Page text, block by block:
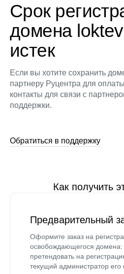
Срок
домена
истек
Если вы хотите сохранить
партнеру Руцентра для
контакты для связи с
поддержки.
Обратиться в поддержку
Как получить
Предварительный
Оформите заказ на
освобождающегося
претендовать на
текущий администратор его